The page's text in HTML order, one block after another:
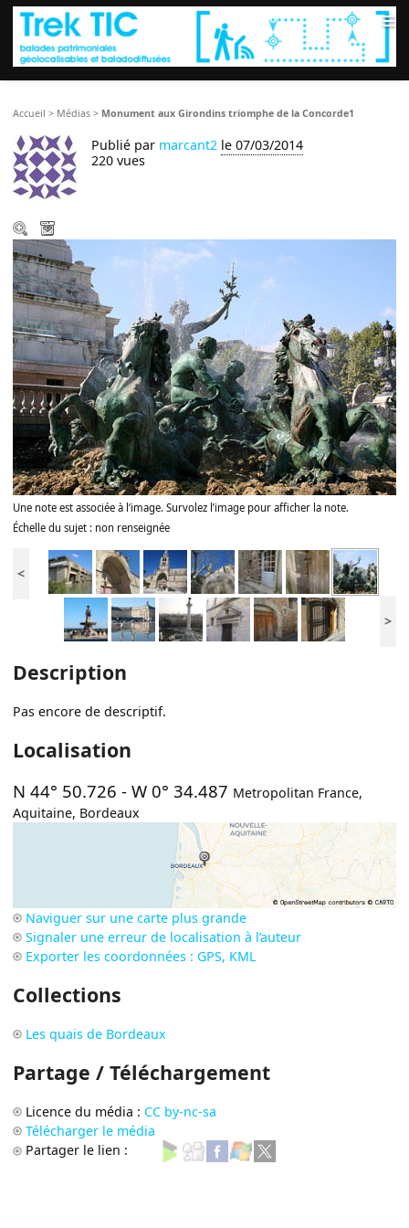
≡
Accueil > Médias > Monument aux Girondins triomphe de la Concorde1
Publié par marcant2 le 07/03/2014
220 vues
Une note est associée à l’image. Survolez l’image pour afficher la note.
Échelle du sujet : non renseignée
<
>
Description
Pas encore de descriptif.
Localisation
N 44° 50.726 -W 0° 34.487 Metropolitan France,
Aquitaine, Bordeaux
Naviguer sur une carte plus grande
Signaler une erreur de localisation à l’auteur
Exporter les coordonnées : GPS, KML
Collections
Les quais de Bordeaux
Partage / Téléchargement
Licence du média : CC by-nc-sa
Télécharger le média
Partager le lien :